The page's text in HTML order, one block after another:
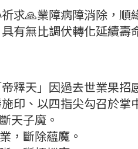
求🙏業障病障消除，
有無比調伏轉化延續壽
釋天」因過去世業果
印、以四指尖勾召於掌
天子魔。
，斷除蘊魔。